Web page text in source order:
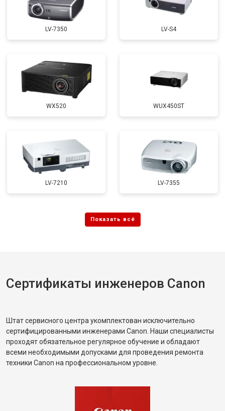
LV-7350 LV-S4
WX520 WUX450ST
LV-7210 LV-7355
Сертификаты инженеров Canon
Штат сервисного центра укомплектован исключительно
сертифицированными инженерами Canon. Наши специалисты
проходят обязательное регулярное обучение и обладают
всеми необходимыми допусками для проведения ремонта
техники Canon на профессиональном уровне.